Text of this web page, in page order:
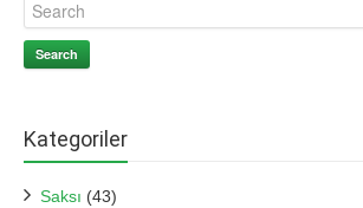
Search
Kategoriler
Saksı (43)